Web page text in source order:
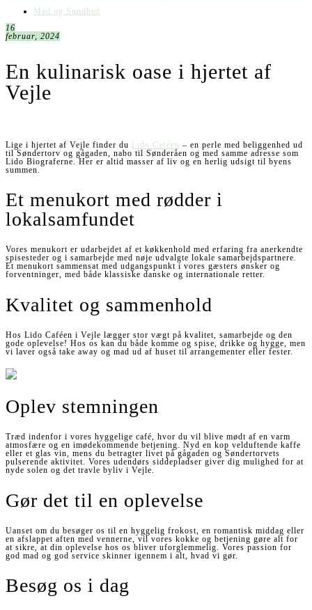
Mad og Sundhed
16
februar, 2024
En kulinarisk oase i hjertet af
Vejle
Lige i hjertet af Vejle finder du Lido Caféen – en perle med beliggenhed ud
til Søndertorv og gågaden, nabo til Sønderåen og med samme adresse som
Lido Biograferne. Her er altid masser af liv og en herlig udsigt til byens
summen.
Et menukort med rødder i
lokalsamfundet
Vores menukort er udarbejdet af et køkkenhold med erfaring fra anerkendte
spisesteder og i samarbejde med nøje udvalgte lokale samarbejdspartnere.
Et menukort sammensat med udgangspunkt i vores gæsters ønsker og
forventninger, med både klassiske danske og internationale retter.
Kvalitet og sammenhold
Hos Lido Caféen i Vejle lægger stor vægt på kvalitet, samarbejde og den
gode oplevelse! Hos os kan du både komme og spise, drikke og hygge, men
vi laver også take away og mad ud af huset til arrangementer eller fester.
Oplev stemningen
Træd indenfor i vores hyggelige café, hvor du vil blive mødt af en varm
atmosfære og en imødekommende betjening. Nyd en kop velduftende kaffe
eller et glas vin, mens du betragter livet på gågaden og Søndertorvets
pulserende aktivitet. Vores udendørs siddepladser giver dig mulighed for at
nyde solen og det travle byliv i Vejle.
Gør det til en oplevelse
Uanset om du besøger os til en hyggelig frokost, en romantisk middag eller
en afslappet aften med vennerne, vil vores kokke og betjening gøre alt for
at sikre, at din oplevelse hos os bliver uforglemmelig. Vores passion for
god mad og god service skinner igennem i alt, hvad vi gør.
Besøg os i dag